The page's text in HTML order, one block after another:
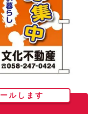
ルします